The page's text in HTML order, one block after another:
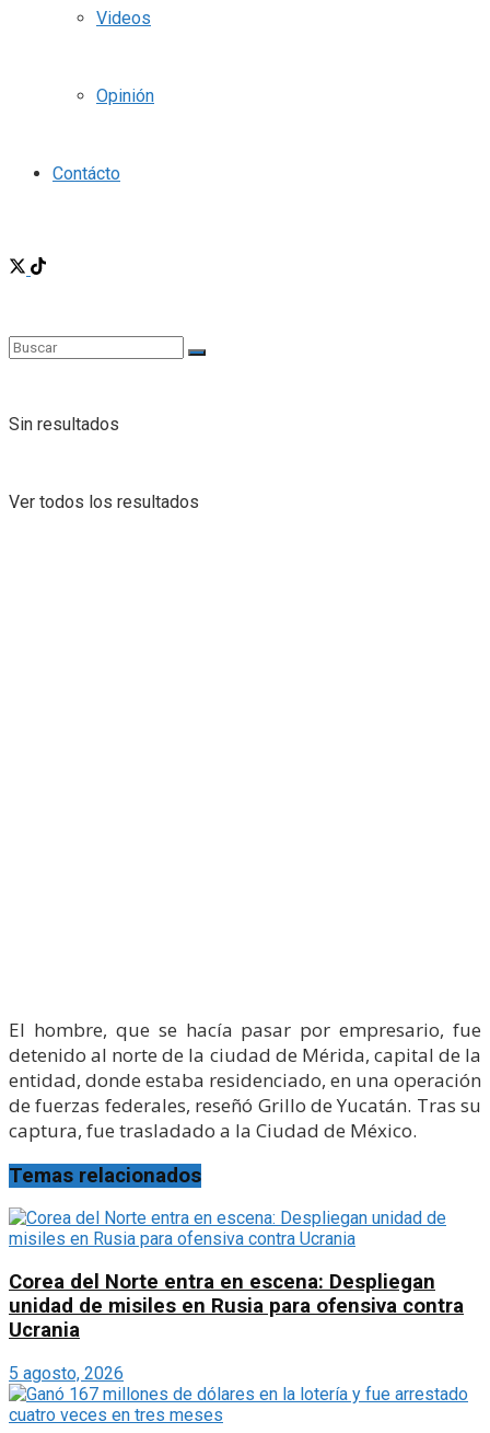
Videos
Opinión
Contácto
Sin resultados
Ver todos los resultados
El hombre, que se hacía pasar por empresario, fue
detenido al norte de la ciudad de Mérida, capital de la
entidad, donde estaba residenciado, en una operación
de fuerzas federales, reseñó Grillo de Yucatán. Tras su
captura, fue trasladado a la Ciudad de México.
Temas relacionados
Corea del Norte entra en escena: Despliegan
unidad de misiles en Rusia para ofensiva contra
Ucrania
5 agosto, 2026